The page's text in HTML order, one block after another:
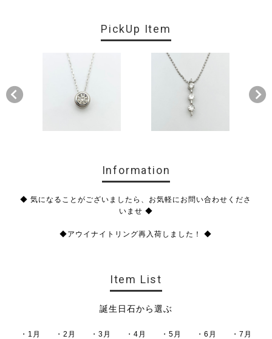
PickUp Item
Information
◆ 気になることがございましたら、お気軽にお問い合わせくださ
いませ ◆
◆アウイナイトリング再入荷しました！ ◆
Item List
誕生日石から選ぶ
・1月 ・2月 ・3月 ・4月 ・5月 ・6月
・7月